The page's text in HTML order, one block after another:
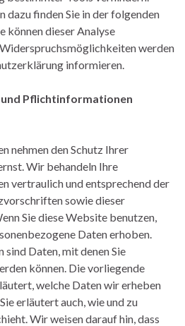
finden Sie in der folgenden
können dieser Analyse
werden
informieren.
und Pflichtinformationen
nehmen den Schutz Ihrer
Wir behandeln Ihre
vertraulich und entsprechend der
sowie dieser
Sie diese Website benutzen,
Daten erhoben.
sind Daten, mit denen Sie
können. Die vorliegende
welche Daten wir erheben
erläutert auch, wie und zu
Wir weisen darauf hin, dass